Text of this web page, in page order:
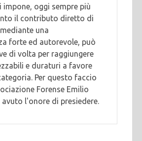
impone, oggi sempre più
il contributo diretto di
una
forte ed autorevole, può
di volta per raggiungere
e duraturi a favore
Per questo faccio
Forense Emilio
avuto l'onore di presiedere.